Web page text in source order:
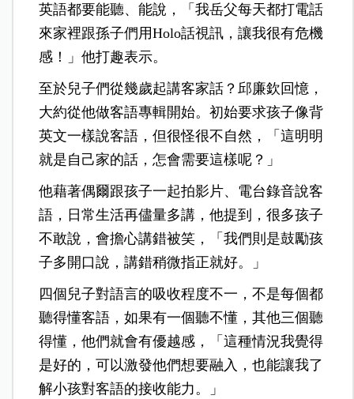
英語都要能聽、能說，「我岳父每天都打電話
來家裡跟孫子們用Holo話視訊，讓我很有危機
感！」他打趣表示。
至於兒子們從幾歲起講客家話？邱廉欽回憶，
大約從他做客語專輯開始。初始要求孩子像背
英文一樣說客語，但很怪很不自然，「這明明
就是自己家的話，怎會需要這樣呢？」
他藉著偶爾跟孩子一起拍影片、電台錄音說客
語，日常生活再儘量多講，他提到，很多孩子
不敢說，會擔心講錯被笑，「我們則是鼓勵孩
子多開口說，講錯稍微指正就好。」
四個兒子對語言的吸收程度不一，不是每個都
聽得懂客語，如果有一個聽不懂，其他三個聽
得懂，他們就會有優越感，「這種情況我覺得
是好的，可以激發他們想要融入，也能讓我了
解小孩對客語的接收能力。」